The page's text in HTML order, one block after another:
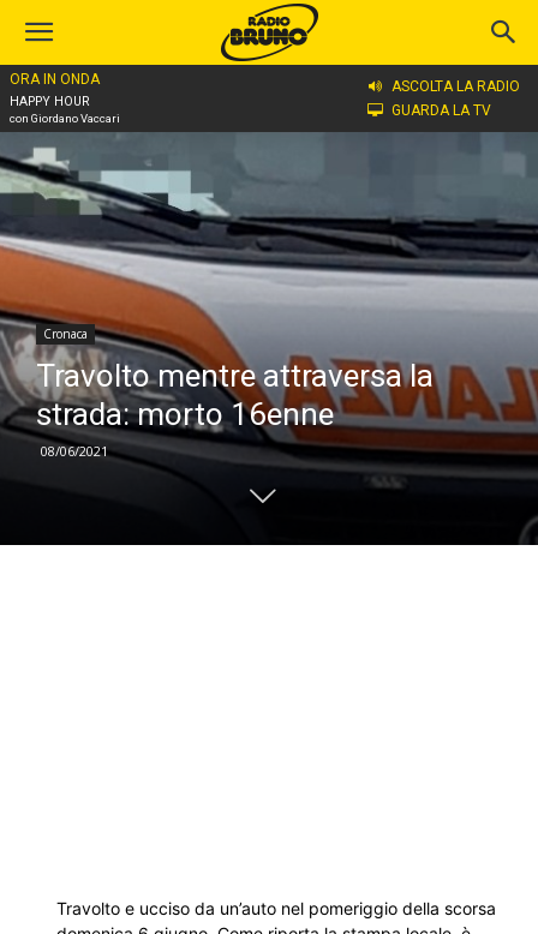
ORA IN ONDA
HAPPY HOUR
con Giordano Vaccari
ASCOLTA LA RADIO
GUARDA LA TV
Home
Cronaca
Travolto mentre attraversa la
strada: morto 16enne
08/06/2021
Travolto e ucciso da un’auto nel pomeriggio della scorsa